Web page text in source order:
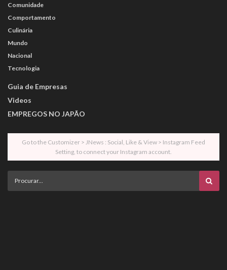
Comunidade
Comportamento
Culinária
Mundo
Nacional
Tecnologia
Guia de Empresas
Videos
EMPREGOS NO JAPÃO
Go to the Customizer > JNews : Social, Like & View > Instagram Feed
Setting, to connect your Instagram account.